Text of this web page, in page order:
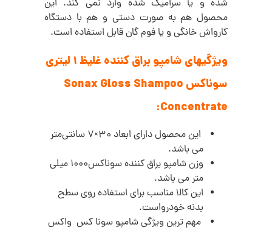
شده و یا سرامیک شده وارد نمی کند. این
محصول هم به صورت دستی و هم با دستگاه
کارواش خانگی و یا فوم گان قابل استفاده است.
ویژگیهای شامپو براق کننده غلیظ 1 لیتری
سوناکس Sonax Gloss Shampoo
Concentrate:
این محصول دارای ابعاد 30×7 سانتی‌متر
می باشد.
وزن شامپو براق کننده سوناکس
1000 میلی
متر می باشد.
این کالا مناسب برای استفاده روی سطح
بدنه خودرواست.
مهم ترین ویژگی‌ شامپو سونا کس واکس